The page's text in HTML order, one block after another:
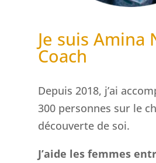
Je suis Amina
Coach
Depuis 2018, j’ai
300 personnes sur le
découverte de soi.
J’aide les femmes